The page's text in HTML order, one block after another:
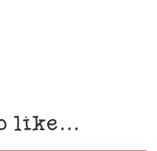
like…